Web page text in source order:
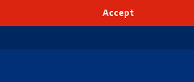
Accept